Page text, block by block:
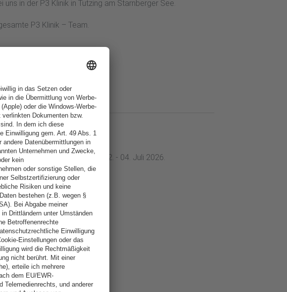
in der P3 Klinik in Tutzing am Starnberger See.
P3 Klinik – Team.
für die Teilnahme:
für Suchtmedizin vom 02. - 04. Juli 2026.